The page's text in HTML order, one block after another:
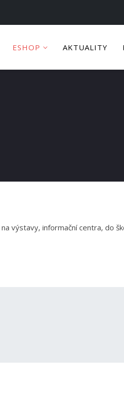
ESHOP AKTUALITY
na výstavy, informační centra, do